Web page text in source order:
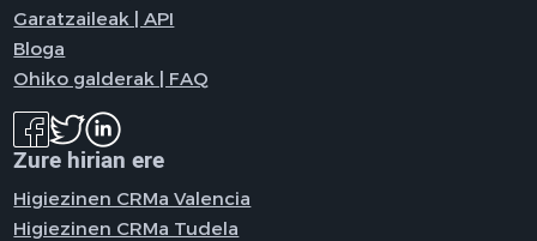
Garatzaileak | API
Bloga
Ohiko galderak | FAQ
Zure hirian ere
Higiezinen CRMa Valencia
Higiezinen CRMa Tudela